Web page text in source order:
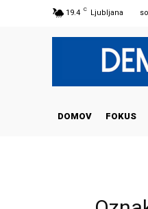
19.4 C Ljubljana
DOMOV FOKUS